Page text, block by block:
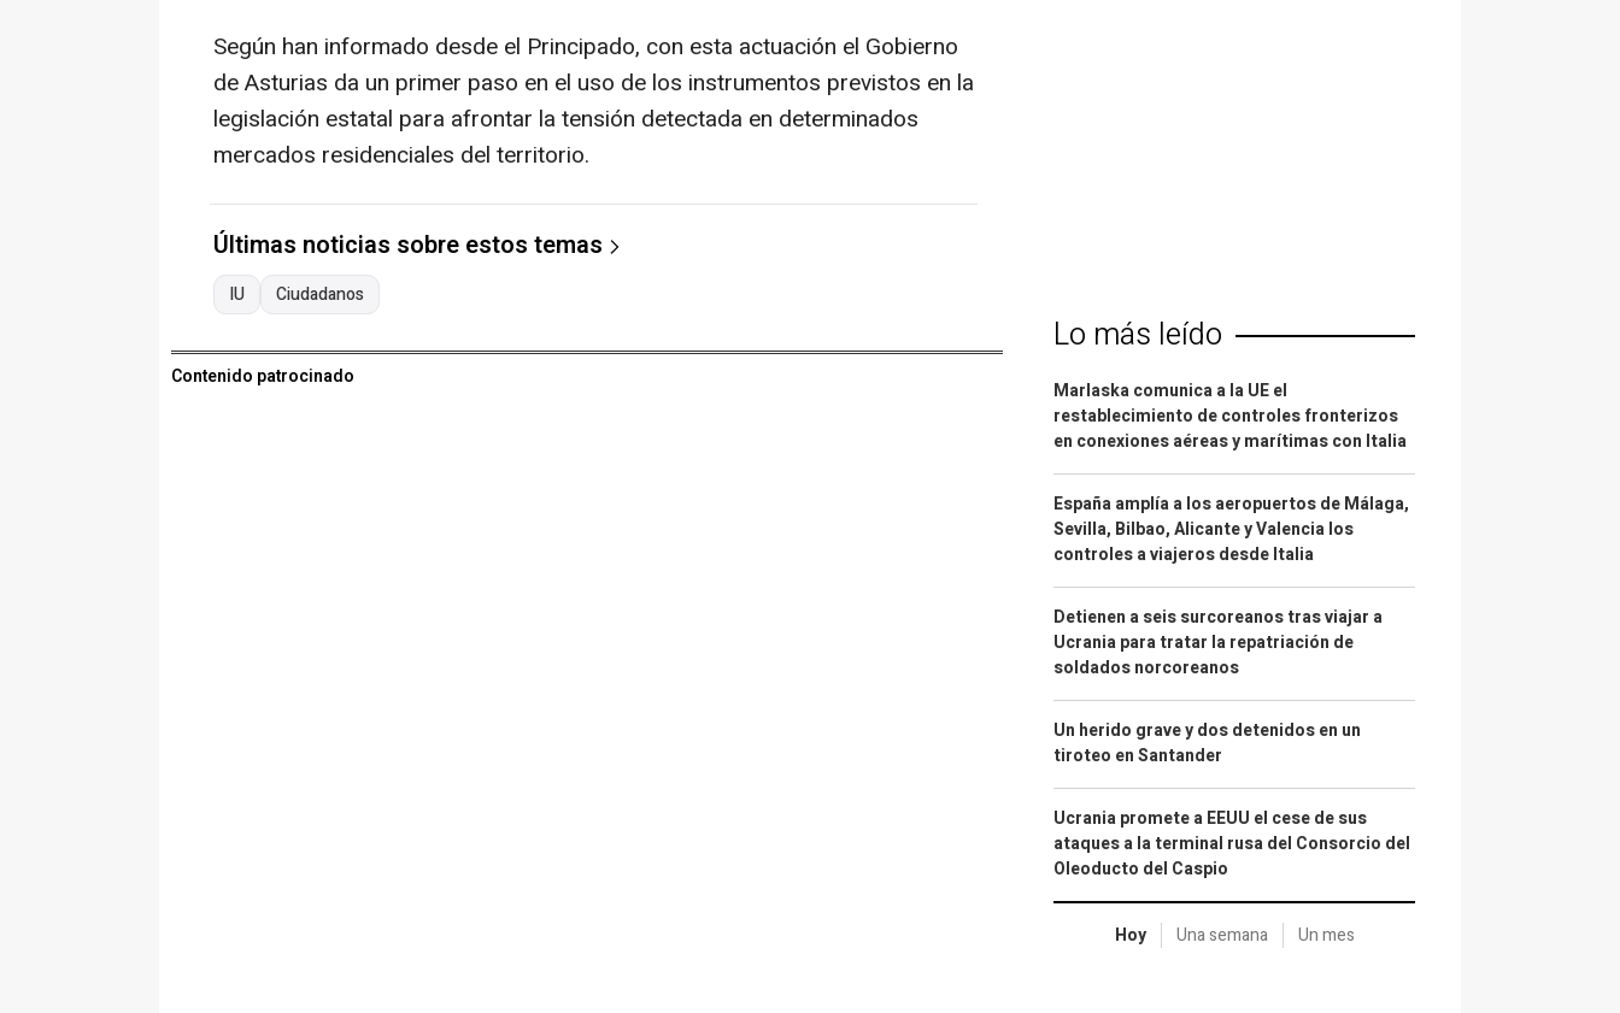
Según han informado desde el Principado, con esta actuación el Gobierno
de Asturias da un primer paso en el uso de los instrumentos previstos en la
legislación estatal para afrontar la tensión detectada en determinados
mercados residenciales del territorio.
Últimas noticias sobre estos temas
IU Ciudadanos
Contenido patrocinado
Lo más leído
Marlaska comunica a la UE el
restablecimiento de controles fronterizos
en conexiones aéreas y marítimas con Italia
España amplía a los aeropuertos de Málaga,
Sevilla, Bilbao, Alicante y Valencia los
controles a viajeros desde Italia
Detienen a seis surcoreanos tras viajar a
Ucrania para tratar la repatriación de
soldados norcoreanos
Un herido grave y dos detenidos en un
tiroteo en Santander
Ucrania promete a EEUU el cese de sus
ataques a la terminal rusa del Consorcio del
Oleoducto del Caspio
Hoy Una semana Un mes